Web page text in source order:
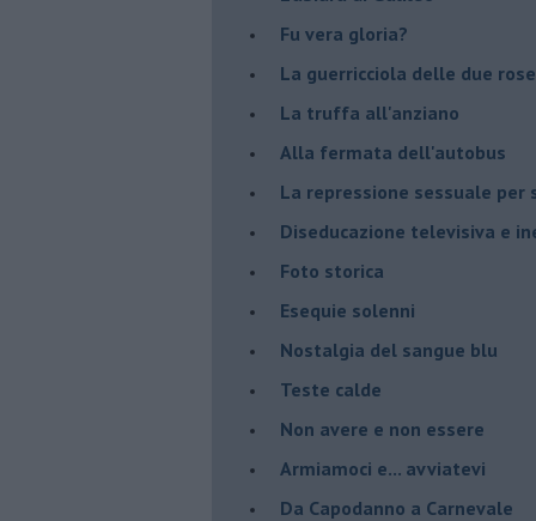
Fu vera gloria?
La guerricciola delle due rose
La truffa all'anziano
Alla fermata dell'autobus
La repressione sessuale per
Diseducazione televisiva e
Foto storica
Esequie solenni
Nostalgia del sangue blu
Teste calde
Non avere e non essere
Armiamoci e... avviatevi
Da Capodanno a Carnevale